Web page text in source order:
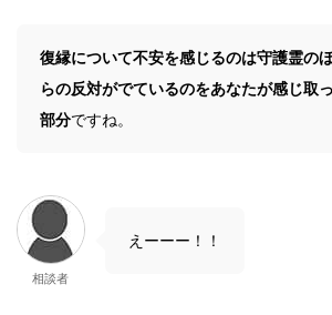
復縁について不安を感じるのは守護霊の
らの反対がでているのをあなたが感じ取
部分ですね。
相談者
えーーー！！